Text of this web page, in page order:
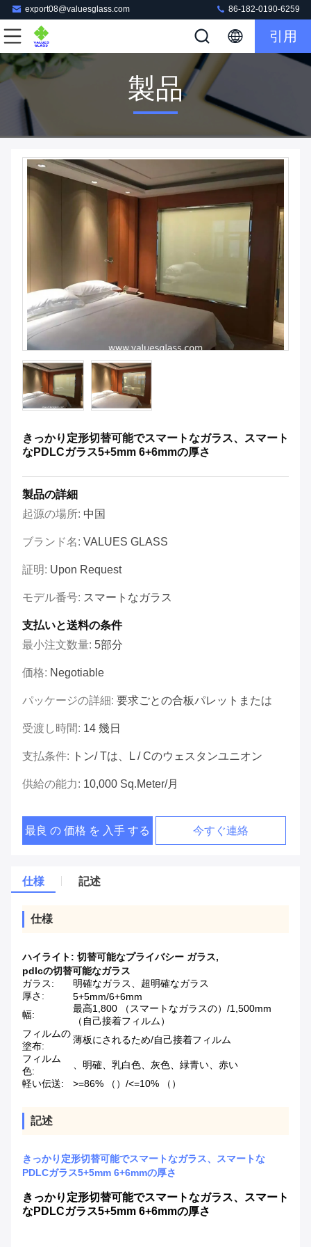
export08@valuesglass.com 86-182-0190-6259
引用
製品
きっかり定形切替可能でスマートなガラス、スマート
なPDLCガラス5+5mm 6+6mmの厚さ
製品の詳細
起源の場所: 中国
ブランド名: VALUES GLASS
証明: Upon Request
モデル番号: スマートなガラス
支払いと送料の条件
最小注文数量: 5部分
価格: Negotiable
パッケージの詳細: 要求ごとの合板パレットまたは
受渡し時間: 14 幾日
支払条件: トン/ Tは、L / Cのウェスタンユニオン
供給の能力: 10,000 Sq.meter/月
最良 の 価格 を 入手 する 今すぐ連絡
仕様 記述
仕様
ハイライト: 切替可能なプライバシー ガラス,
pdlcの切替可能なガラス
ガラス:
明確なガラス、超明確なガラス
厚さ:
5+5mm/6+6mm
幅:
最高1,800 （スマートなガラスの）/1,500mm
（自己接着フィルム）
フィルムの
塗布:
薄板にされるため/自己接着フィルム
フィルム
色:
、明確、乳白色、灰色、緑青い、赤い
軽い伝送:
>=86% （）/<=10% （）
記述
きっかり定形切替可能でスマートなガラス、スマートな
PDLCガラス5+5mm 6+6mmの厚さ
きっかり定形切替可能でスマートなガラス、スマート
なPDLCガラス5+5mm 6+6mmの厚さ